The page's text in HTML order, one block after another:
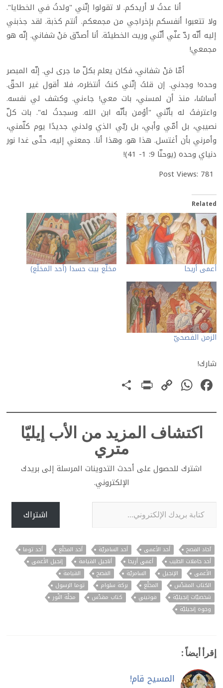
أنا عدتُ لا أريدكم. لا تقولوا إنّني "ولدتُ في الخطايا".
ولا تتعبوا أنفسكم بإخراجي من مجمعكم. أنتم كذبة. لقد جذبني
إليه أنّه ردّ عنّي أنّني وريث الخطيئة. أنا أصدّق مَنْ شفاني. إنّه هو
مجمعي!
أمّا مَنْ شفاني، فكان يعلم بكلّ ما جرى لي. إنّه المبصر
وحده! وجدني. إن قلتُ إنّني كنتُ أنتظره، فلا أقول غير الحقّ.
أساسًا، منذ أن لمسني، بات معي! جاءني. وكشف لي نفسه.
واعترفتُ له بأنّني "أؤمن بأنّه ابن الله. وسجدتُ له". بات كلّ
نصيبي، بل أمّي وأبي، بل ربّي الذي ولدني جديدًا يوم كلّمني،
وأمرني بأن أغتسل. هذا هو. وهذا أنا. جمعني إليه، حتّى غدا نور
دنياي وحده (يوحنّا 9: 1- 41)!
Post Views: 781
Related
أعمى أريحا مخلّع بيت حسدا (أحد المخلّع)
الزمن الفصحيّ
شارك!
Facebook
WhatsApp
Copy
PrintFriendly
اكتشاف المزيد من الأب إيليّا
متري
اشترك للحصول على أحدث التدوينات المرسلة إلى بريدك
الإلكتروني.
كتابة بريدك الإلكتروني...
اشتراك
آحاد الفصح أحد الأعمى أحد السامريّة أحد المخلّع
أحد توما
أحد حاملات الطيب
أعمى أريحا أناجيل القيامة
إنجيل الأعمى
الأعمى
الإنجيل السامريّة الفصح
القيامة
الكتاب المقدّس
المخلّع بركة سلوام
توما الرسول
شخصيّات إنجيليّة
فوتيني كتاب مقدّس
مجلّة النّور
وجوه إنجيليّة
إقرأ أيضاً :
المسيح قام!